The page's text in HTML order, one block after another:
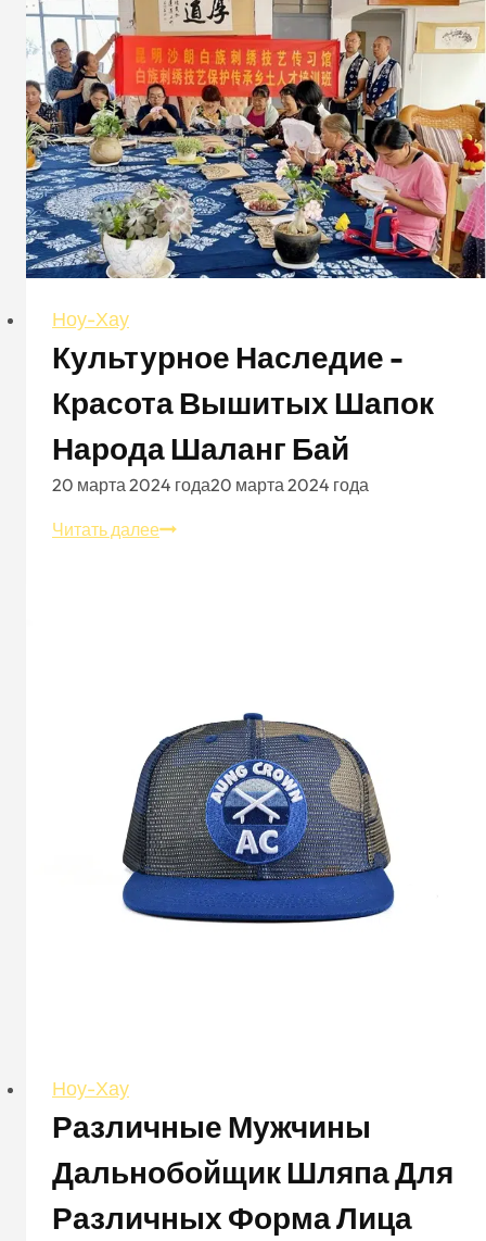
Streeter
Ноу-Хау
Культурное Наследие -
Красота Вышитых Шапок
Народа Шаланг Бай
20 марта 2024 года20 марта 2024 года
Читать далееКультурное
Шаланг
Бай
Ноу-Хау
Различные Мужчины
Дальнобойщик Шляпа Для
Различных Форма Лица